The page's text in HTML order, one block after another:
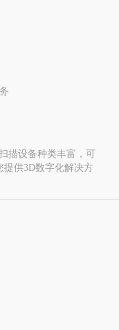
描设备种类丰富，可
提供3D数字化解决方